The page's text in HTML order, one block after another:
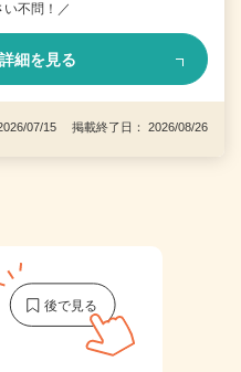
不問！／
詳細を見る
07/15 掲載終了日： 2026/08/26